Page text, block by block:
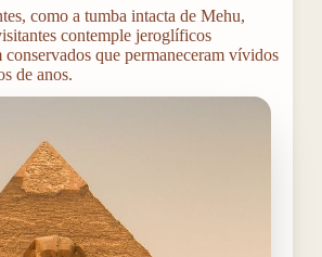
como a tumba intacta de Mehu,
contemple jeroglíficos
que permaneceram vívidos
de anos.